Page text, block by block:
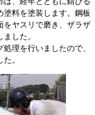
塗料を塗装します。鋼板
をヤスリで磨き、ザラザ
した。
理を行いましたので、
。